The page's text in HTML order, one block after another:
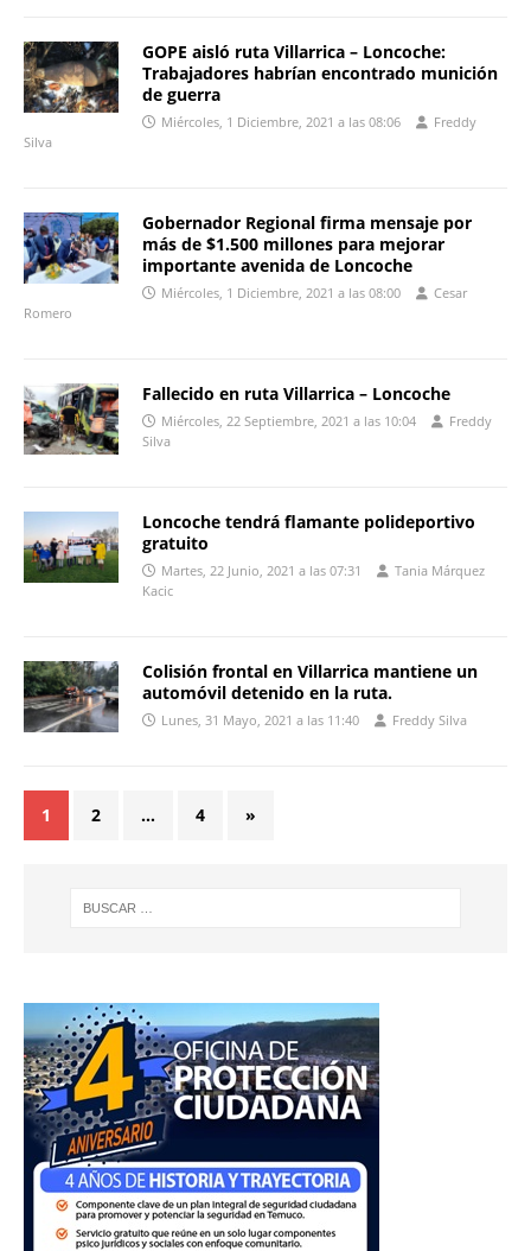
GOPE aisló ruta Villarrica – Loncoche:
Trabajadores habrían encontrado munición
de guerra
Miércoles, 1 Diciembre, 2021 a las 08:06
Freddy
Silva
Gobernador Regional firma mensaje por
más de $1.500 millones para mejorar
importante avenida de Loncoche
Miércoles, 1 Diciembre, 2021 a las 08:00
Cesar
Romero
Fallecido en ruta Villarrica – Loncoche
Miércoles, 22 Septiembre, 2021 a las 10:04
Freddy
Silva
Loncoche tendrá flamante polideportivo
gratuito
Martes, 22 Junio, 2021 a las 07:31
Tania Márquez
Kacic
Colisión frontal en Villarrica mantiene un
automóvil detenido en la ruta.
Lunes, 31 Mayo, 2021 a las 11:40 Freddy Silva
1 2 … 4 »